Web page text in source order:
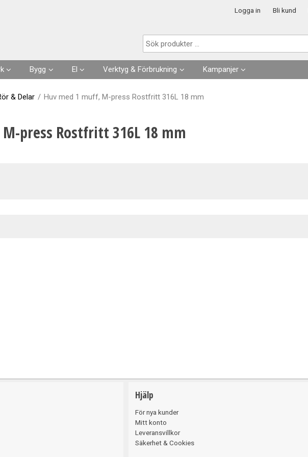
Logga in Bli kund
Bygg
Husgrunder
El
Kabel
Skarvsladdar, stickproppar
Verktyg & Förbrukning
Förbrukningsvaror
Kläder
Kampanjer
& Delar / Huv med 1 muff, M-press Rostfritt 316L 18 mm
press Rostfritt 316L 18 mm
Hjälp
För nya kunder
Mitt konto
Leveransvillkor
Säkerhet & Cookies